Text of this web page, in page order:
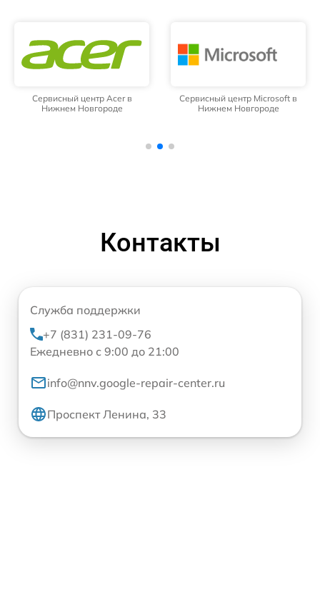
Сервисный центр Acer в
Нижнем Новгороде
Сервисный центр Microsoft в
Нижнем Новгороде
Контакты
Служба поддержки
+7 (831) 231-09-76
Ежедневно с 9:00 до 21:00
info@nnv.google-repair-center.ru
Проспект Ленина, 33